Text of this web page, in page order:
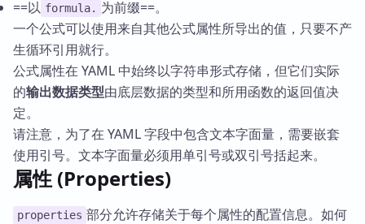
==以 formula. 为前缀==。
一个公式可以使用来自其他公式属性所导出的值，只要不产
生循环引用就行。
公式属性在 YAML 中始终以字符串形式存储，但它们实际
的输出数据类型由底层数据的类型和所用函数的返回值决
定。
请注意，为了在 YAML 字段中包含文本字面量，需要嵌套
使用引号。文本字面量必须用单引号或双引号括起来。
属性 (Properties)
properties 部分允许存储关于每个属性的配置信息。如何